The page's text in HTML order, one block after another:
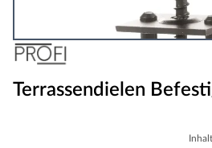
Terrassendielen